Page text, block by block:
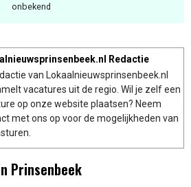
onbekend
Redactie
van Lokaalnieuwsprinsenbeek.nl
vacatures uit de regio. Wil je zelf een
op onze website plaatsen? Neem
met ons op voor de mogelijkheden van
Prinsenbeek